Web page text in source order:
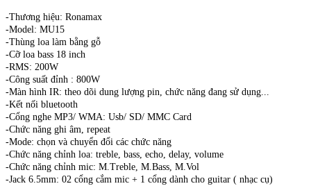
-Thương hiệu: Ronamax
-Model: MU15
-Thùng loa làm bằng gỗ
-Cỡ loa bass 18 inch
-RMS: 200W
-Công suất đỉnh : 800W
-Màn hình IR: theo dõi dung lượng pin, chức năng đang sử dụng...
-Kết nối bluetooth
-Cổng nghe MP3/ WMA: Usb/ SD/ MMC Card
-Chức năng ghi âm, repeat
-Mode: chọn và chuyển đổi các chức năng
-Chức năng chỉnh loa: treble, bass, echo, delay, volume
-Chức năng chỉnh mic: M.Treble, M.Bass, M.Vol
-Jack 6.5mm: 02 cổng cắm mic + 1 cổng dành cho guitar ( nhạc cụ)